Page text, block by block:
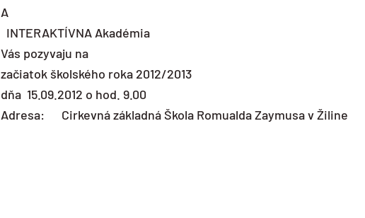
A
INTERAKTÍVNA Akadémia
Vás pozyvaju na
začiatok školského roka 2012/2013
dňa 15.09.2012 o hod. 9.00
Adresa: Cirkevná základná Škola Romualda Zaymusa v Žiline